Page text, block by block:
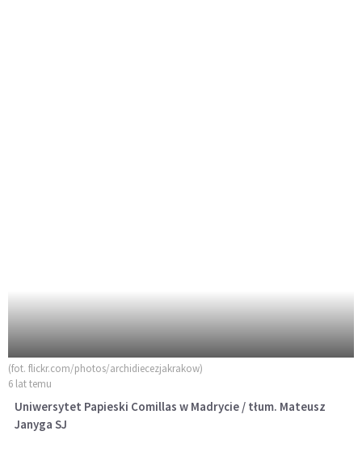
(fot. flickr.com/photos/archidiecezjakrakow)
6 lat temu
Uniwersytet Papieski Comillas w Madrycie / tłum. Mateusz
Janyga SJ